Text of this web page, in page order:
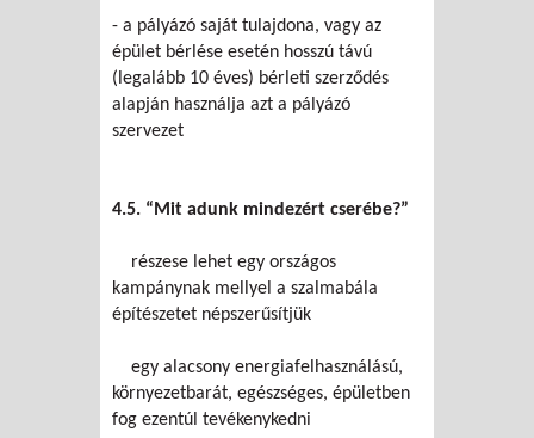
- a pályázó saját tulajdona, vagy az
épület bérlése esetén hosszú távú
(legalább 10 éves) bérleti szerződés
alapján használja azt a pályázó
szervezet
4.5. “Mit adunk mindezért cserébe?”
részese lehet egy országos
kampánynak mellyel a szalmabála
építészetet népszerűsítjük
egy alacsony energiafelhasználású,
környezetbarát, egészséges, épületben
fog ezentúl tevékenykedni